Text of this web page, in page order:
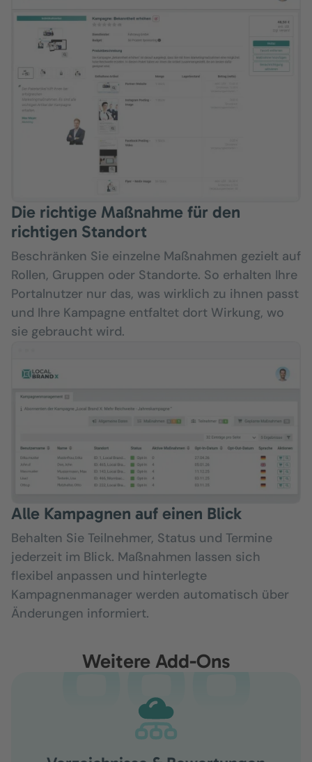
Die richtige Maßnahme für den
richtigen Standort
Beschränken Sie einzelne Maßnahmen gezielt auf
Rollen, Gruppen oder Standorte. So erhalten Ihre
Portalnutzer nur das, was wirklich zu ihnen passt
und Ihre Kampagne entfaltet dort Wirkung, wo
sie gebraucht wird.
Alle Kampagnen auf einen Blick
Behalten Sie Teilnehmer, Status und Termine
jederzeit im Blick. Maßnahmen lassen sich
flexibel anpassen und hinterlegte
Kampagnenmanager werden automatisch über
Änderungen informiert.
Weitere Add-Ons